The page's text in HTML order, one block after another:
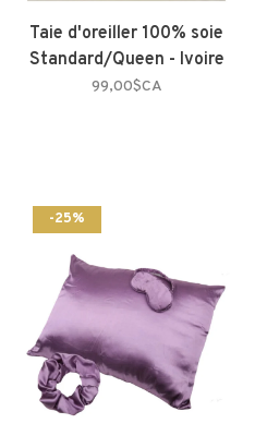
Taie d'oreiller 100% soie
Standard/Queen - Ivoire
99,00$CA
-25%